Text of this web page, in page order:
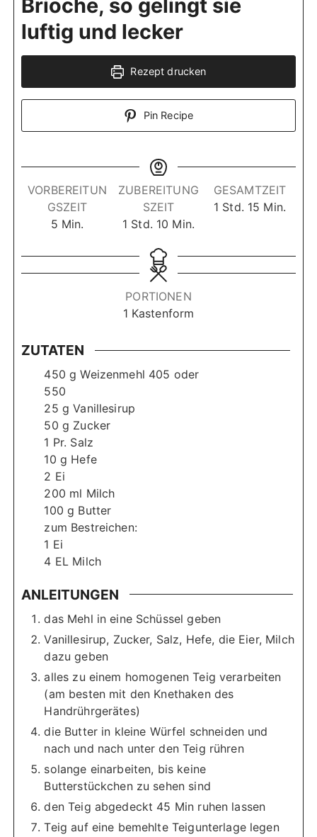
Brioche, so gelingt sie
luftig und lecker
Rezept drucken
Pin Recipe
VORBEREITUN
GSZEIT
5M
n
u
Min.
ZUBEREITUNG
SZEIT
1 S
u
n
d
e
Std. 10 M
t
e
Min.
GESAMTZEIT
1 S
n
d
Std. 15 M
u
t
Min.
PORTIONEN
1 Kastenform
ZUTATEN
450 g Weizenmehl 405 oder
550
25 g Vanillesirup
50 g Zucker
1 Pr. Salz
10 g Hefe
2 Ei
200 ml Milch
100 g Butter
zum Bestreichen:
1 Ei
4 EL Milch
ANLEITUNGEN
das Mehl in eine Schüssel geben
Vanillesirup, Zucker, Salz, Hefe, die Eier, Milch
dazu geben
alles zu einem homogenen Teig verarbeiten
(am besten mit den Knethaken des
Handrührgerätes)
die Butter in kleine Würfel schneiden und
nach und nach unter den Teig rühren
solange einarbeiten, bis keine
Butterstückchen zu sehen sind
den Teig abgedeckt 45 Min ruhen lassen
Teig auf eine bemehlte Teigunterlage legen